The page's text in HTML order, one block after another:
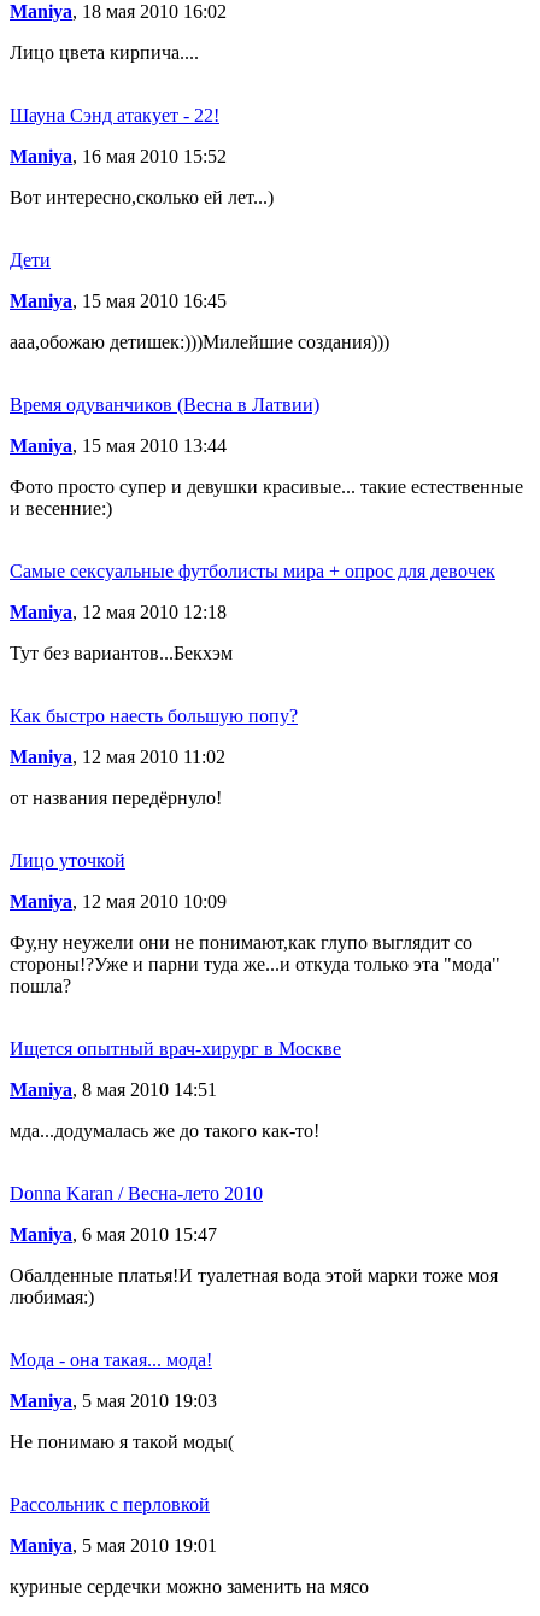
Maniya, 18 мая 2010 16:02
Лицо цвета кирпича....
Шауна Сэнд атакует - 22!
Maniya, 16 мая 2010 15:52
Вот интересно,сколько ей лет...)
Дети
Maniya, 15 мая 2010 16:45
ааа,обожаю детишек:)))Милейшие создания)))
Время одуванчиков (Весна в Латвии)
Maniya, 15 мая 2010 13:44
Фото просто супер и девушки красивые... такие естественные
и весенние:)
Самые сексуальные футболисты мира + опрос для девочек
Maniya, 12 мая 2010 12:18
Тут без вариантов...Бекхэм
Как быстро наесть большую попу?
Maniya, 12 мая 2010 11:02
от названия передёрнуло!
Лицо уточкой
Maniya, 12 мая 2010 10:09
Фу,ну неужели они не понимают,как глупо выглядит со
стороны!?Уже и парни туда же...и откуда только эта "мода"
пошла?
Ищется опытный врач-хирург в Москве
Maniya, 8 мая 2010 14:51
мда...додумалась же до такого как-то!
Donna Karan / Весна-лето 2010
Maniya, 6 мая 2010 15:47
Обалденные платья!И туалетная вода этой марки тоже моя
любимая:)
Мода - она такая... мода!
Maniya, 5 мая 2010 19:03
Не понимаю я такой моды(
Рассольник с перловкой
Maniya, 5 мая 2010 19:01
куриные сердечки можно заменить на мясо